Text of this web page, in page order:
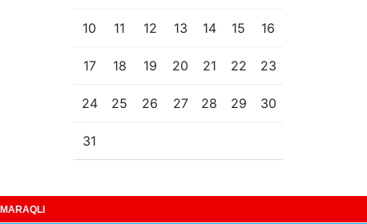
10 11 12 13 14 15 16
17 18 19 20 21 22 23
24 25 26 27 28 29 30
31
MARAQLI